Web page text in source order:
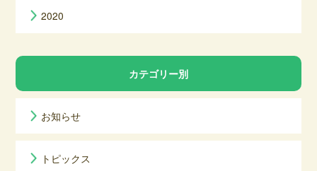
2020
カテゴリー別
お知らせ
トピックス